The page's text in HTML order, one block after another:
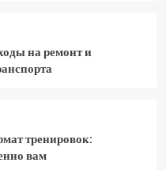
на ремонт и
тренировок:
вам